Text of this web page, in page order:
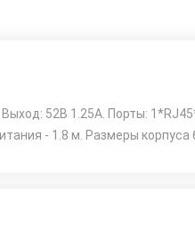
52В 1.25A. Порты:
- 1.8 м. Размеры корпуса